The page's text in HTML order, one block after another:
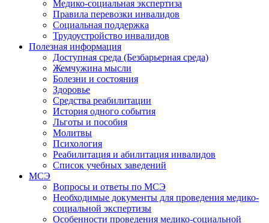
Медико-социальная экспертиза
Правила перевозки инвалидов
Социальная поддержка
Трудоустройство инвалидов
Полезная информация
Доступная среда (Безбарьерная среда)
Жемчужина мысли
Болезни и состояния
Здоровье
Средства реабилитации
История одного события
Льготы и пособия
Молитвы
Психология
Реабилитация и абилитация инвалидов
Список учебных заведений
МСЭ
Вопросы и ответы по МСЭ
Необходимые документы для проведения медико-
социальной экспертизы
Особенности проведения медико-социальной